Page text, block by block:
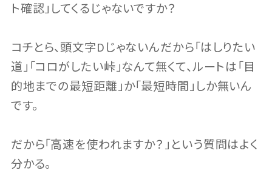
ト確認」してくるじゃないですか？
コチとら、頭文字Dじゃないんだから「はしりたい
道」「コロがしたい峠」なんて無くて、ルートは「目
的地までの最短距離」か「最短時間」しか無いん
です。
だから「高速を使われますか？」という質問はよく
分かる。